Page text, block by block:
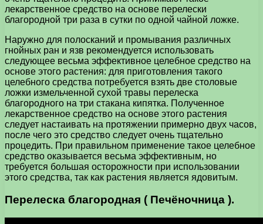
лекарственное средство на основе перелески
благородной три раза в сутки по одной чайной ложке.
Наружно для полосканий и промывания различных
гнойных ран и язв рекомендуется использовать
следующее весьма эффективное целебное средство на
основе этого растения: для приготовления такого
целебного средства потребуется взять две столовые
ложки измельченной сухой травы перелеска
благородного на три стакана кипятка. Полученное
лекарственное средство на основе этого растения
следует настаивать на протяжении примерно двух часов,
после чего это средство следует очень тщательно
процедить. При правильном применение такое целебное
средство оказывается весьма эффективным, но
требуется большая осторожности при использовании
этого средства, так как растения является ядовитым.
Перелеска благородная ( Печёночница ).